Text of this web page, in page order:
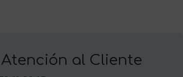
al Cliente